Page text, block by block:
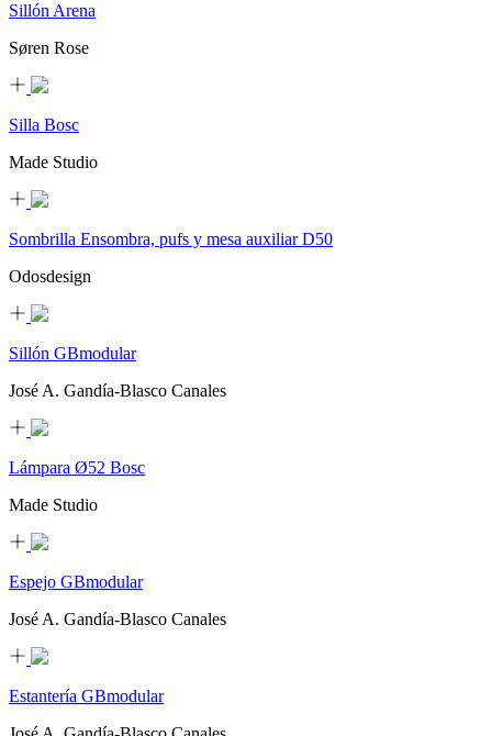
Sillón Arena
Søren Rose
Silla Bosc
Made Studio
Sombrilla Ensombra, pufs y mesa auxiliar D50
Odosdesign
Sillón GBmodular
José A. Gandía-Blasco Canales
Lámpara Ø52 Bosc
Made Studio
Espejo GBmodular
José A. Gandía-Blasco Canales
Estantería GBmodular